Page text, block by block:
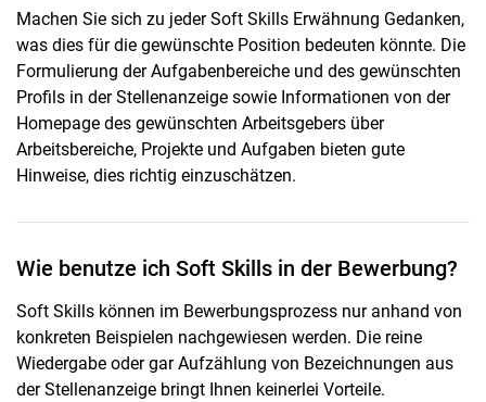
Machen Sie sich zu jeder Soft Skills Erwähnung Gedanken,
was dies für die gewünschte Position bedeuten könnte. Die
Formulierung der Aufgabenbereiche und des gewünschten
Profils in der Stellenanzeige sowie Informationen von der
Homepage des gewünschten Arbeitsgebers über
Arbeitsbereiche, Projekte und Aufgaben bieten gute
Hinweise, dies richtig einzuschätzen.
Wie benutze ich Soft Skills in der Bewerbung?
Soft Skills können im Bewerbungsprozess nur anhand von
konkreten Beispielen nachgewiesen werden. Die reine
Wiedergabe oder gar Aufzählung von Bezeichnungen aus
der Stellenanzeige bringt Ihnen keinerlei Vorteile.